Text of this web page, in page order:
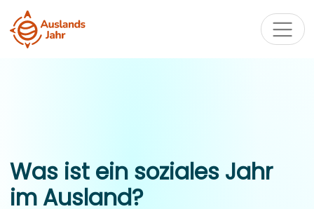
Was ist ein soziales Jahr
im Ausland?